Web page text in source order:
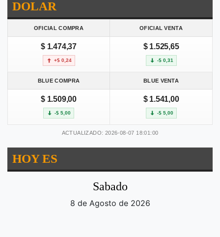
DOLAR
OFICIAL COMPRA OFICIAL VENTA
$ 1.474,37
+$ 0,24
$ 1.525,65
-$ 0,31
BLUE COMPRA BLUE VENTA
$ 1.509,00
-$ 5,00
$ 1.541,00
-$ 5,00
ACTUALIZADO: 2026-08-07 18:01:00
HOY ES
Sabado
8 de Agosto de 2026